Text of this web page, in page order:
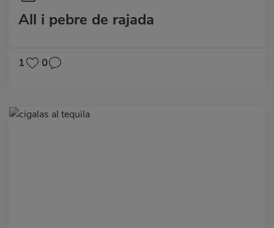
All i pebre de rajada
1 0